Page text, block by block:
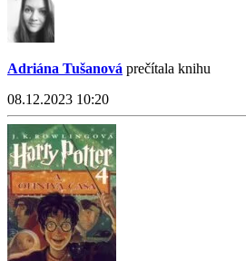
Adriána Tušanová prečítala knihu
08.12.2023 10:20